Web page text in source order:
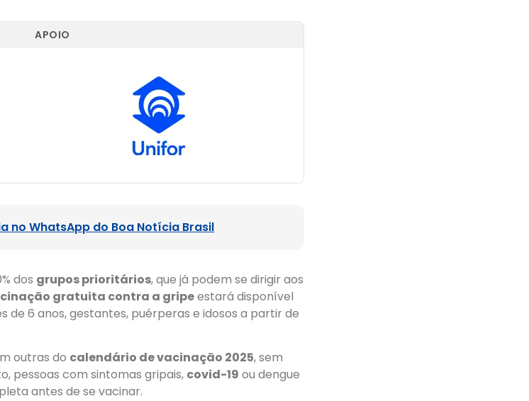
APOIO
no WhatsApp do Boa Notícia Brasil
dos grupos prioritários, que já podem se dirigir aos
gratuita contra a gripeestará disponível
de 6 anos, gestantes, puérperas e idosos a partir de
outras do calendário de vacinação 2025, sem
pessoas com sintomas gripais, covid-19 ou dengue
antes de se vacinar.